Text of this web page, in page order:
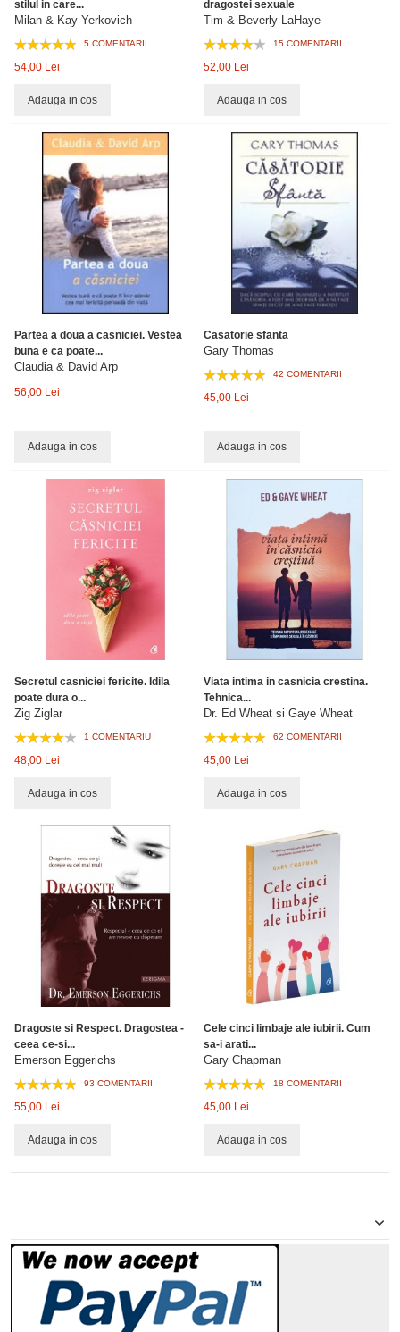
stilul in care...
Milan & Kay Yerkovich
5 COMENTARII
54,00 Lei
Adauga in cos
dragostei sexuale
Tim & Beverly LaHaye
15 COMENTARII
52,00 Lei
Adauga in cos
Partea a doua a casniciei. Vestea
buna e ca poate...
Claudia & David Arp
56,00 Lei
Adauga in cos
Casatorie sfanta
Gary Thomas
42 COMENTARII
45,00 Lei
Adauga in cos
Secretul casniciei fericite. Idila
poate dura o...
Zig Ziglar
1 COMENTARIU
48,00 Lei
Adauga in cos
Viata intima in casnicia crestina.
Tehnica...
Dr. Ed Wheat si Gaye Wheat
62 COMENTARII
45,00 Lei
Adauga in cos
Dragoste si Respect. Dragostea -
ceea ce-si...
Emerson Eggerichs
93 COMENTARII
55,00 Lei
Adauga in cos
Cele cinci limbaje ale iubirii. Cum
sa-i arati...
Gary Chapman
18 COMENTARII
45,00 Lei
Adauga in cos